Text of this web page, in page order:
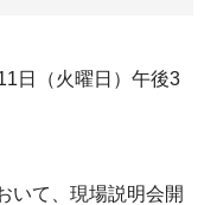
日（火曜日）午後3
いて、現場説明会開